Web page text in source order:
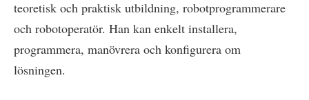
teoretisk och praktisk utbildning, robotprogrammerare
och robotoperatör. Han kan enkelt installera,
programmera, manövrera och konfigurera om
lösningen.